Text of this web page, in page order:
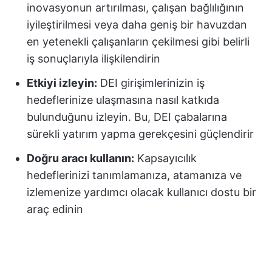
inovasyonun artırılması, çalışan bağlılığının
iyileştirilmesi veya daha geniş bir havuzdan
en yetenekli çalışanların çekilmesi gibi belirli
iş sonuçlarıyla ilişkilendirin
Etkiyi izleyin: DEI girişimlerinizin iş
hedeflerinize ulaşmasına nasıl katkıda
bulunduğunu izleyin. Bu, DEI çabalarına
sürekli yatırım yapma gerekçesini güçlendirir
Doğru aracı kullanın: Kapsayıcılık
hedeflerinizi tanımlamanıza, atamanıza ve
izlemenize yardımcı olacak kullanıcı dostu bir
araç edinin